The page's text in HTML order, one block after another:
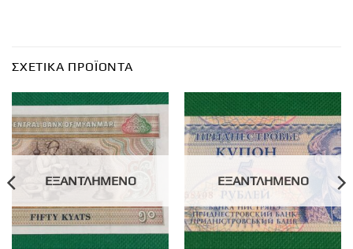
ΣΧΕΤΙΚΆ ΠΡΟΪΌΝΤΑ
ΕΞΑΝΤΛΗΜΈΝΟ ΕΞΑΝΤΛΗΜΈΝΟ